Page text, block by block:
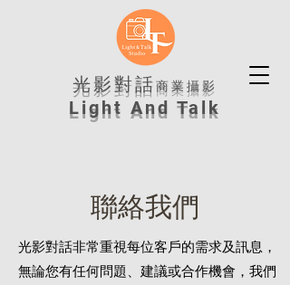
光影對話商業攝影
Light And Talk
​聯絡我們
光影對話非常重視每位客戶的需求及訊息，
無論您有任何問題、建議或合作機會，我們